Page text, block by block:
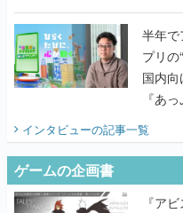
うこ
半年で
プリ
国内
『あ
インタビューの記事一覧
ゲームの企画書
『ア